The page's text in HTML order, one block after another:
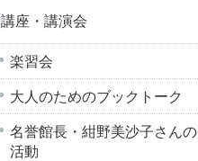
講座・講演会
楽習会
大人のためのブックトーク
名誉館長・紺野美沙子さんの
活動